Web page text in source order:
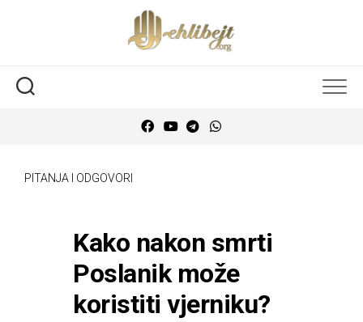
PITANJA I ODGOVORI
Kako nakon smrti
Poslanik može
koristiti vjerniku?